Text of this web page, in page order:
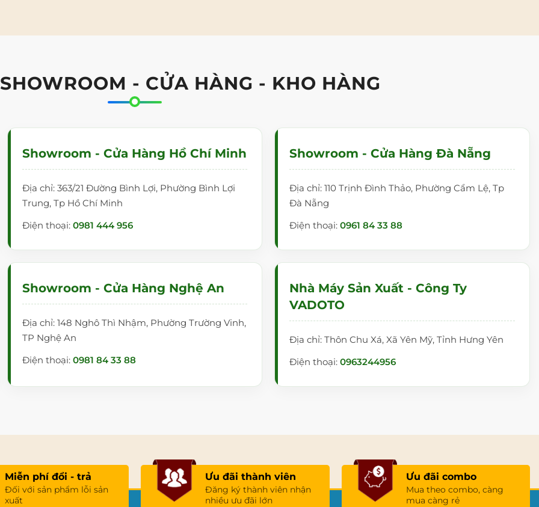
Bảng có thể lắp 2 chiều
Bảng từ trắng viết bút lông cao cấp Nanotech có thể lắp
đặt 2 chiều, tùy theo nhu cầu sử dụng của khách hàng.
- CỬA HÀNG - KHO HÀNG
Showroom - Cửa Hàng Hồ Chí Minh
Địa chỉ: 363/21 Đường Bình Lợi, Phường Bình Lợi
Trung, Tp Hồ Chí Minh
Điện thoại: 0981 444 956
Showroom - Cửa Hàng Đà Nẵng
Địa chỉ: 110 Trịnh Đình Thảo, Phường Cẩm Lệ, Tp
Đà Nẵng
Điện thoại:0961 84 33 88
Showroom - Cửa Hàng Nghệ An
Địa chỉ: 148 Nghô Thì Nhậm, Phường Trường Vinh,
TP Nghệ An
Điện thoại: 0981 84 33 88
Nhà Máy Sản Xuất - Công Ty
VADOTO
Địa chỉ: Thôn Chu Xá, Xã Yên Mỹ, Tỉnh Hưng Yên
Điện thoại:0963244956
Miễn phí đổi - trả
Đối với sản phẩm lỗi sản
xuất
Ưu đãi thành viên
Đăng ký thành viên nhận
nhiều ưu đãi lớn
Ưu đãi combo
Mua theo combo, càng
mua càng rẻ